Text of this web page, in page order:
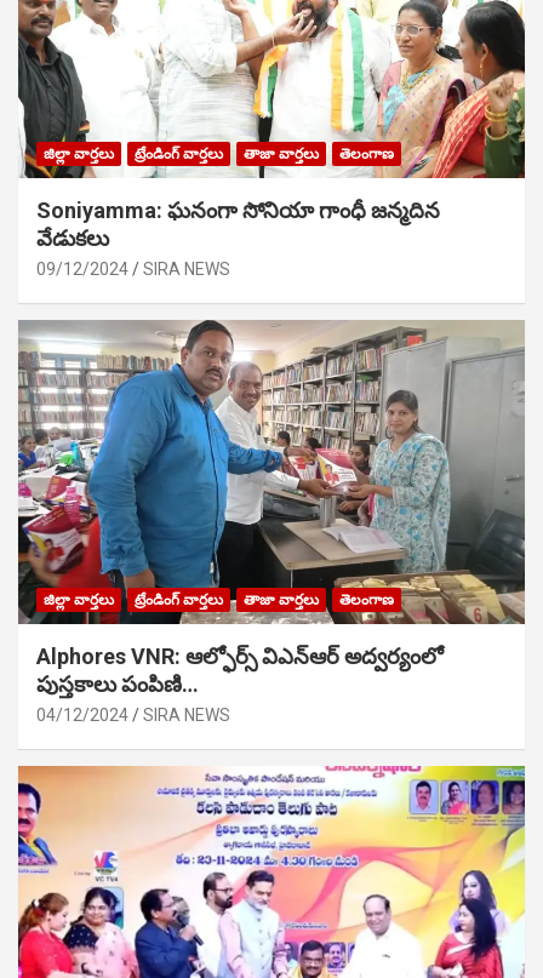
జిల్లా వార్తలు ట్రేండింగ్ వార్తలు తాజా వార్తలు తెలంగాణ
Soniyamma: ఘ‌నంగా సోనియా గాంధీ జ‌న్మ‌దిన
వేడుక‌లు
09/12/2024 SIRA NEWS
జిల్లా వార్తలు ట్రేండింగ్ వార్తలు తాజా వార్తలు తెలంగాణ
Alphores VNR: ఆల్ఫోర్స్ విఎన్ఆర్ అద్వర్యంలో
పుస్తకాలు పంపిణి…
04/12/2024 SIRA NEWS